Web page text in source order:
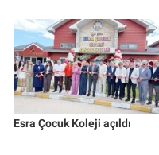
Esra Çocuk Koleji açıldı